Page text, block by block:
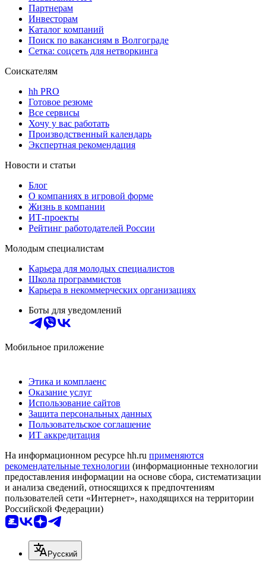
Партнерам
Инвесторам
Каталог компаний
Поиск по вакансиям в Волгограде
Сетка: соцсеть для нетворкинга
Соискателям
hh PRO
Готовое резюме
Все сервисы
Хочу у вас работать
Производственный календарь
Экспертная рекомендация
Новости и статьи
Блог
О компаниях в игровой форме
Жизнь в компании
ИТ-проекты
Рейтинг работодателей России
Молодым специалистам
Карьера для молодых специалистов
Школа программистов
Карьера в некоммерческих организациях
Боты для уведомлений
Мобильное приложение
Этика и комплаенс
Оказание услуг
Использование сайтов
Защита персональных данных
Пользовательское соглашение
ИТ аккредитация
На информационном ресурсе hh.ru применяются
рекомендательные технологии (информационные технологии
предоставления информации на основе сбора, систематизации
и анализа сведений, относящихся к предпочтениям
пользователей сети «Интернет», находящихся на территории
Российской Федерации)
Русский